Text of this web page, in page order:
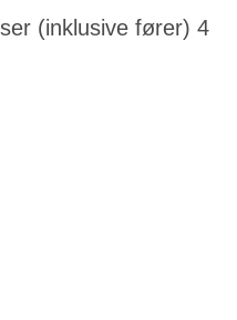
(inklusive fører) 4